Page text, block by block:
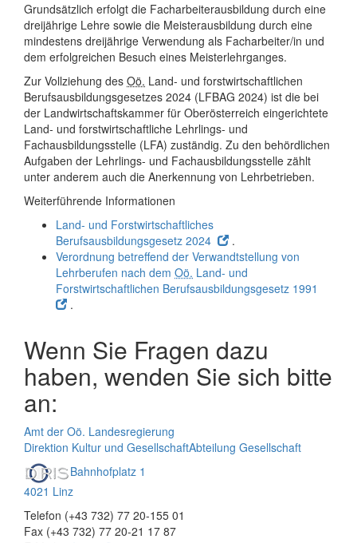
Grundsätzlich erfolgt die Facharbeiterausbildung durch eine
dreijährige Lehre sowie die Meisterausbildung durch eine
mindestens dreijährige Verwendung als Facharbeiter/in und
dem erfolgreichen Besuch eines Meisterlehrganges.
Zur Vollziehung des Oö. Land- und forstwirtschaftlichen
Berufsausbildungsgesetzes 2024 (LFBAG 2024) ist die bei
der Landwirtschaftskammer für Oberösterreich eingerichtete
Land- und forstwirtschaftliche Lehrlings- und
Fachausbildungsstelle (LFA) zuständig. Zu den behördlichen
Aufgaben der Lehrlings- und Fachausbildungsstelle zählt
unter anderem auch die Anerkennung von Lehrbetrieben.
Weiterführende Informationen
Land- und Forstwirtschaftliches
Berufsausbildungsgesetz 2024
.
Verordnung betreffend der Verwandtstellung von
Lehrberufen nach dem Oö. Land- und
Forstwirtschaftlichen Berufsausbildungsgesetz 1991
.
Wenn Sie Fragen dazu
haben, wenden Sie sich bitte
an:
Amt der Oö. Landesregierung
Direktion Kultur und GesellschaftAbteilung Gesellschaft
Bahnhofplatz 1
4021 Linz
Telefon (+43 732) 77 20-155 01
Fax (+43 732) 77 20-21 17 87